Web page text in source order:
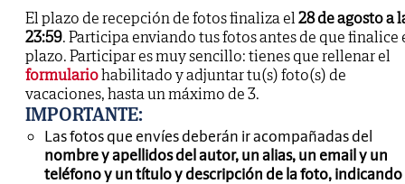
El plazo de recepción de fotos finaliza el28 de agosto a
23:59. Participa enviando tus fotos antes de que finalice
plazo. Participar es muy sencillo: tienes que rellenar el
formulariohabilitado y adjuntar tu(s) foto(s) de
vacaciones, hasta un máximo de 3.
IMPORTANTE:
Las fotos que envíes deberán ir acompañadas del
nombre y apellidos del autor, un alias, un email y un
teléfono y un título y descripción de la foto, indicando